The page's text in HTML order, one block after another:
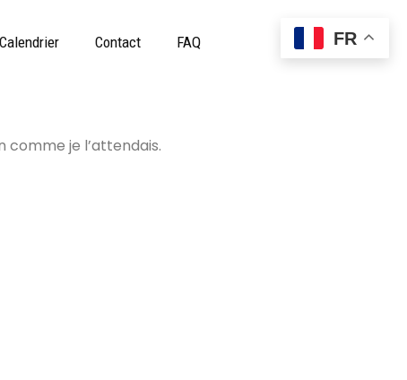
Calendrier Contact FAQ
comme je l’attendais.
FR